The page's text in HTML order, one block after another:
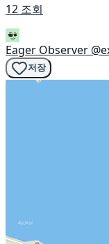
12 조회
Eager Observer
저장